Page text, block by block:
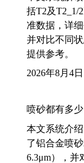
括T2及T2_1/
准数据，详
并对比不同
提供参考。
2026年8月4日
喷砂都有多少
本文系统介
了铝合金喷
6.3μm），并